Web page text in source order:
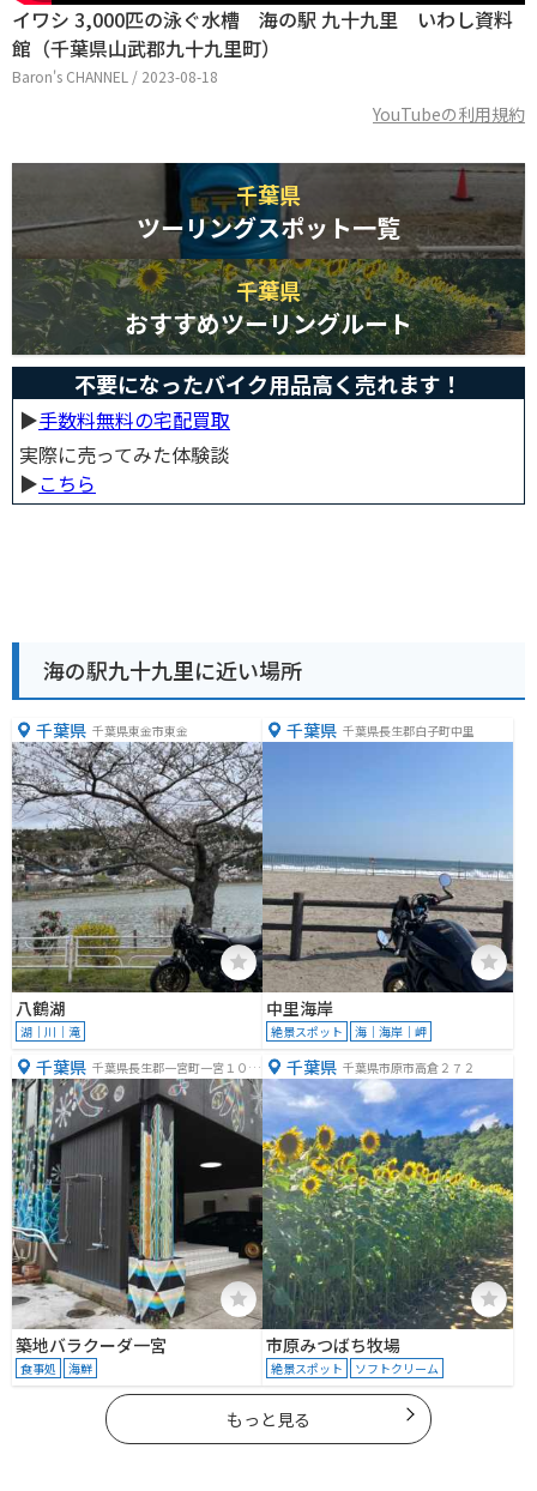
イワシ 3,000匹の泳ぐ水槽 海の駅 九十九里 いわし資料
館（千葉県山武郡九十九里町）
Baron's CHANNEL / 2023-08-18
YouTubeの利用規約
千葉県
ツーリングスポット一覧
千葉県
おすすめツーリングルート
不要になったバイク用品高く売れます！
▶︎手数料無料の宅配買取
実際に売ってみた体験談
▶︎こちら
海の駅九十九里に近い場所
千葉県 千葉県東金市東金
八鶴湖
湖｜川｜滝
千葉県 千葉県長生郡白子町中里
中里海岸
絶景スポット 海｜海岸｜岬
千葉県 千葉県長生郡一宮町一宮１００
４１−１
築地バラクーダ一宮
食事処 海鮮
千葉県 千葉県市原市高倉２７２
市原みつばち牧場
絶景スポット ソフトクリーム
もっと見る